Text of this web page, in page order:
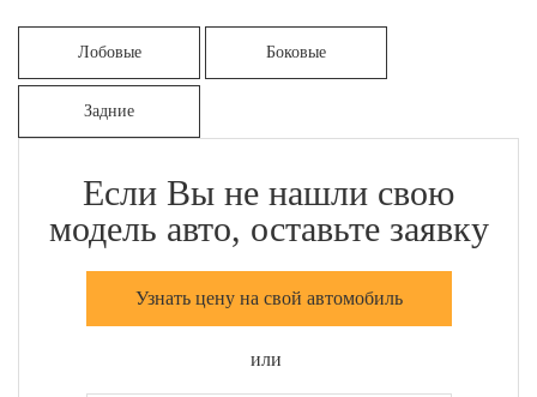
Лобовые Боковые
Задние
Если Вы не нашли свою
модель авто, оставьте заявку
Узнать цену на свой автомобиль
или